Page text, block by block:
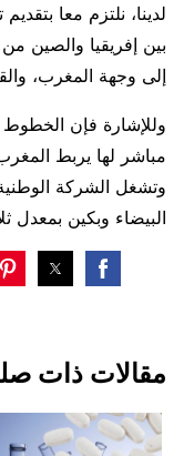
لدينا، نلتزم معا
بين إفريقيا والصين
إلى وجهة المغرب،
وللإشارة فإن
وتشغل الشركة الوطنية
البيضاء وبكين بمعدل
‏مقالات ذات